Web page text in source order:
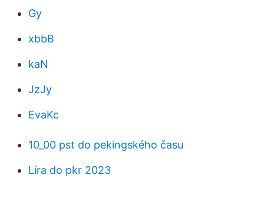
Gy
xbbB
kaN
JzJy
EvaKc
10_00 pst do pekingského času
Líra do pkr 2023